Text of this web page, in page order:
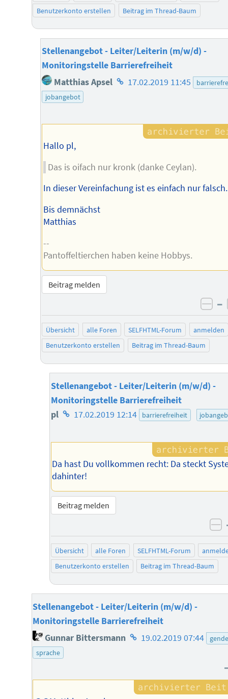
Benutzerkonto erstellen
Beitrag im Thread-Baum
Stellenangebot - Leiter/Leiterin (m/w/d) -
Monitoringstelle Barrierefreiheit
Matthias Apsel Homepage
17.02.2019 11:45
jobangebot
Hallo pl,
Das is oifach nur kronk (danke Ceylan).
In dieser Vereinfachung ist es einfach nur falsch.
Bis demnächst
Matthias
--
Pantoffeltierchen haben keine Hobbys.
Beitrag melden
–
Übersicht alle Foren SELFHTML-Forum
anmelden
Benutzerkonto erstellen
Beitrag im Thread-Baum
Stellenangebot - Leiter/Leiterin (m/w/d) -
Monitoringstelle Barrierefreiheit
pl Homepage
Autors
17.02.2019 12:14 barrierefreiheit
Da hast Du vollkommen recht: Da steckt
dahinter!
Beitrag melden
Übersicht alle Foren SELFHTML-Forum
Benutzerkonto erstellen
Beitrag im Thread-Baum
Stellenangebot - Leiter/Leiterin (m/w/d) -
Monitoringstelle Barrierefreiheit
Gunnar Bittersmann Homepage
19.02.2019 07:44
sprache